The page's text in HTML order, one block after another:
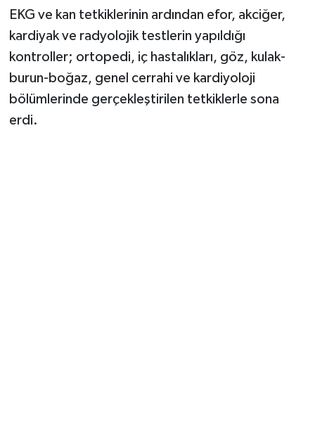
EKG ve kan tetkiklerinin ardından efor, akciğer,
kardiyak ve radyolojik testlerin yapıldığı
kontroller; ortopedi, iç hastalıkları, göz, kulak-
burun-boğaz, genel cerrahi ve kardiyoloji
bölümlerinde gerçekleştirilen tetkiklerle sona
erdi.
Seri İlan
Siyaset
Sokak Hayvanlarını Sahiplendirme